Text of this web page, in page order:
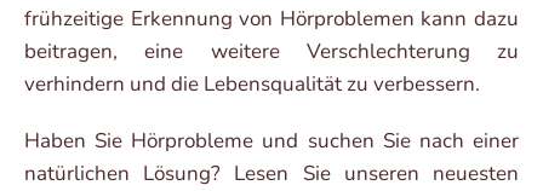
frühzeitige Erkennung von Hörproblemen kann dazu
beitragen, eine weitere Verschlechterung zu
verhindern und die Lebensqualität zu verbessern.
Haben Sie Hörprobleme und suchen Sie nach einer
natürlichen Lösung? Lesen Sie unseren neuesten